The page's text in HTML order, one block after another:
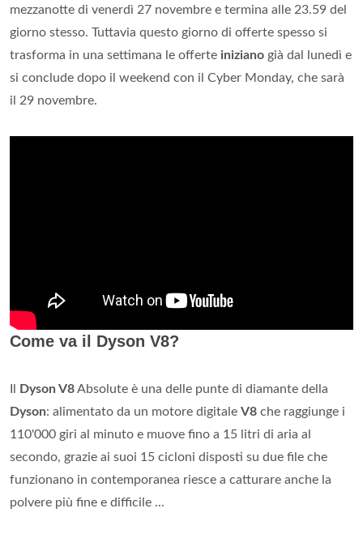
mezzanotte di venerdì 27 novembre e termina alle 23.59 del
giorno stesso. Tuttavia questo giorno di offerte spesso si
trasforma in una settimana le offerte iniziano già dal lunedì e
si conclude dopo il weekend con il Cyber Monday, che sarà
il 29 novembre.
Come va il Dyson V8?
Dyson V8Absolute è una delle punte di diamante della
Dyson: alimentato da un motore digitale V8 che raggiunge i
110'000 giri al minuto e muove fino a 15 litri di aria al
secondo, grazie ai suoi 15 cicloni disposti su due file che
funzionano in contemporanea riesce a catturare anche la
polvere più fine e difficile ...